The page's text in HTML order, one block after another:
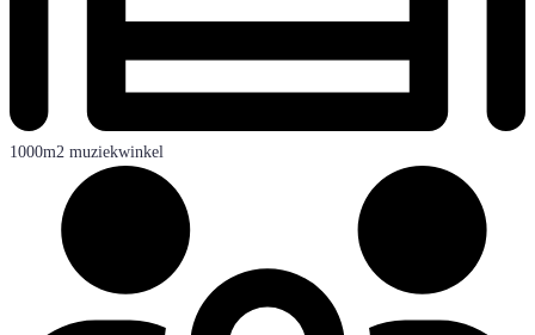
1000m2 muziekwinkel